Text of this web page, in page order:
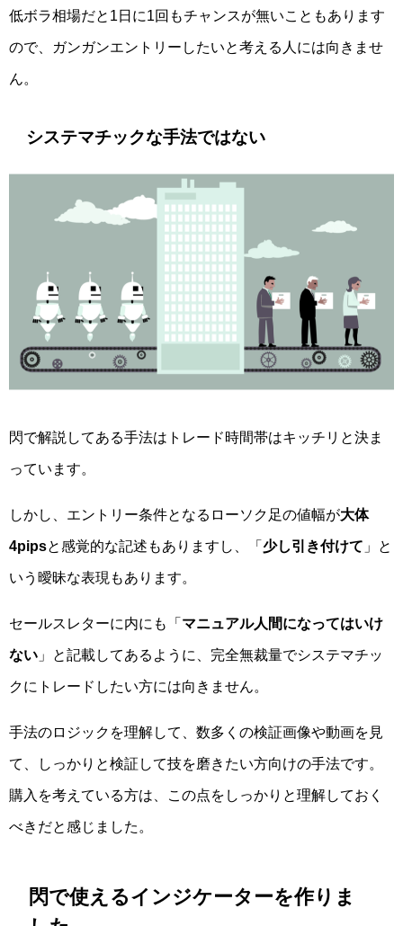
低ボラ相場だと1日に1回もチャンスが無いこともあります
ので、ガンガンエントリーしたいと考える人には向きませ
ん。
システマチックな手法ではない
閃で解説してある手法はトレード時間帯はキッチリと決ま
っています。
しかし、エントリー条件となるローソク足の値幅が大体
4pipsと感覚的な記述もありますし、「 少し引き付けて 」と
いう曖昧な表現もあります。
セールスレターに内にも「 マニュアル人間になってはいけ
ない 」と記載してあるように、完全無裁量でシステマチッ
クにトレードしたい方には向きません。
手法のロジックを理解して、数多くの検証画像や動画を見
て、しっかりと検証して技を磨きたい方向けの手法です。
購入を考えている方は、この点をしっかりと理解しておく
べきだと感じました。
閃で使えるインジケーターを作りま